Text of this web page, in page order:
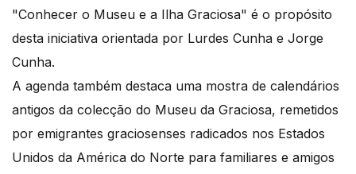
"Conhecer o Museu e a Ilha Graciosa" é o propósito
desta iniciativa orientada por Lurdes Cunha e Jorge
Cunha.
A agenda também destaca uma mostra de calendários
antigos da colecção do Museu da Graciosa, remetidos
por emigrantes graciosenses radicados nos Estados
Unidos da América do Norte para familiares e amigos